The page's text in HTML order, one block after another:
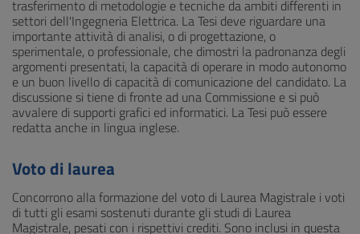
trasferimento di metodologie e tecniche da ambiti differenti in
settori dell'Ingegneria Elettrica. La Tesi deve riguardare una
importante attività di analisi, o di progettazione, o
sperimentale, o professionale, che dimostri la padronanza degli
argomenti presentati, la capacità di operare in modo autonomo
e un buon livello di capacità di comunicazione del candidato. La
discussione si tiene di fronte ad una Commissione e si può
avvalere di supporti grafici ed informatici. La Tesi può essere
redatta anche in lingua inglese.
Voto di laurea
Concorrono alla formazione del voto di Laurea Magistrale i voti
di tutti gli esami sostenuti durante gli studi di Laurea
Magistrale, pesati con i rispettivi crediti. Sono inclusi in questa